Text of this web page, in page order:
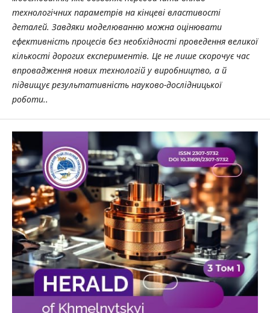
технологічних параметрів на кінцеві властивості
деталей. Завдяки моделюванню можна оцінювати
ефективність процесів без необхідності проведення великої
кількості дорогих експериментів. Це не лише скорочує час
впровадження нових технологій у виробництво, а й
підвищує результативність науково-дослідницької
роботи..